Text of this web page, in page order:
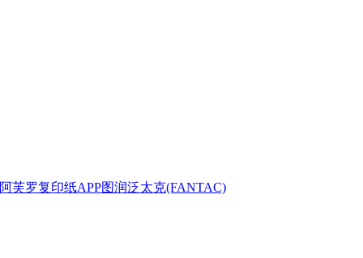
阿芙罗复印纸APP图润泛太克(FANTAC)